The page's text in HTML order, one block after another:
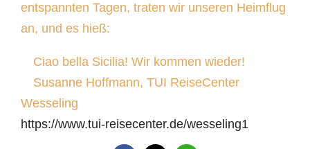
entspannten Tagen, traten wir unseren Heimflug
an, und es hieß:
Ciao bella Sicilia! Wir kommen wieder!
Susanne Hoffmann, TUI ReiseCenter
Wesseling
https://www.tui-reisecenter.de/wesseling1